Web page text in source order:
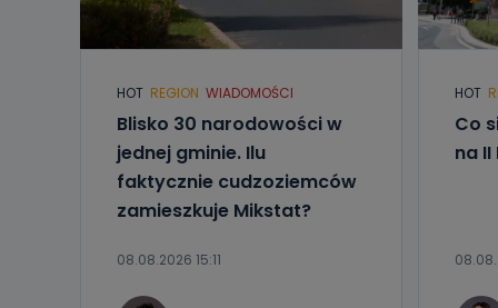
Telewizja
19 nie
Co
Po
Telewizji
19 dostępu
ich
Do czasu
HOT REGION WIADOMOŚCI
Blisko 30 narodowości w
jednej gminie. Ilu
faktycznie cudzoziemców
zamieszkuje Mikstat?
08.08.2026 15:11
HOT
Co
na II